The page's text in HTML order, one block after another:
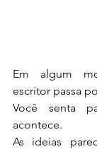
Em algum
escritor passa
Você senta
acontece.
As ideias